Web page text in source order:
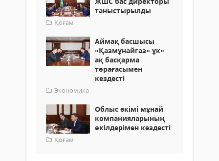
таныстырылды
Қоғам
Аймақ басшысы
«Қазмұнайгаз» ұк»
ақ басқарма
төрағасымен
кездесті
Экономика
Облыс әкімі мұнай
компанияларының
өкілдерімен кездесті
Қоғам